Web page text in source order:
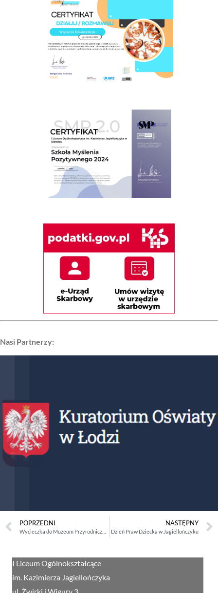
Nasi Partnerzy:
POPRZEDNI NASTĘPNY
Dzień Praw Dziecka w Jagiellończyku
I Liceum Ogólnokształcące
im. Kazimierza Jagiellończyka